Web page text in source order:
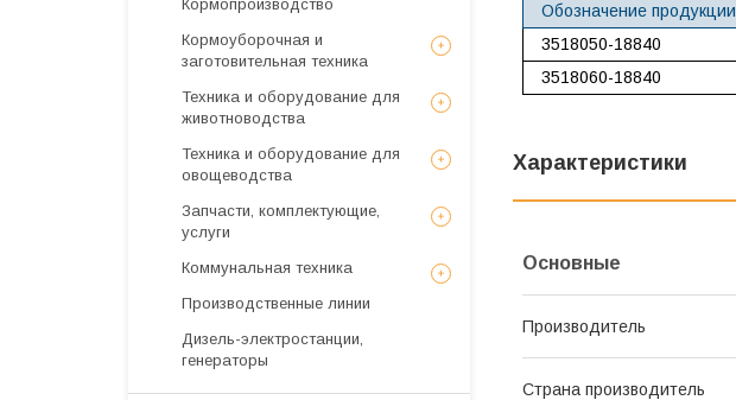
Обозначение продукции
3518050-18840
3518060-18840
Характеристики
Основные
Производитель
Страна производитель
Кормопроизводство
Кормоуборочная и
заготовительная техника
Техника и оборудование для
животноводства
Техника и оборудование для
овощеводства
Запчасти, комплектующие,
услуги
Коммунальная техника
Производственные линии
Дизель-электростанции,
генераторы